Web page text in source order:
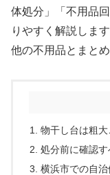
体処分」「不用品
りやすく解説しま
他の不用品とまと
物干し台は粗
処分前に確認す
横浜市での自